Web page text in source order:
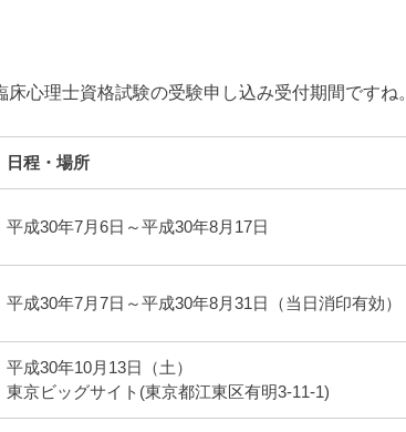
心理士資格試験の受験申し込み受付期間ですね。
日程・場所
平成30年7月6日～平成30年8月17日
平成30年7月7日～平成30年8月31日（当日消印有効）
平成30年10月13日（土）
東京ビッグサイト(東京都江東区有明3-11-1)